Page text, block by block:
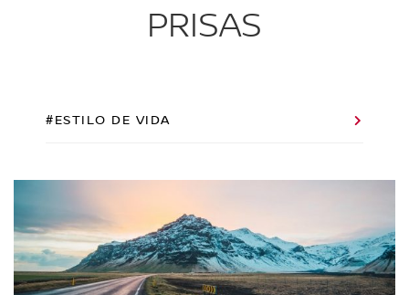
PRISAS
#ESTILO DE VIDA